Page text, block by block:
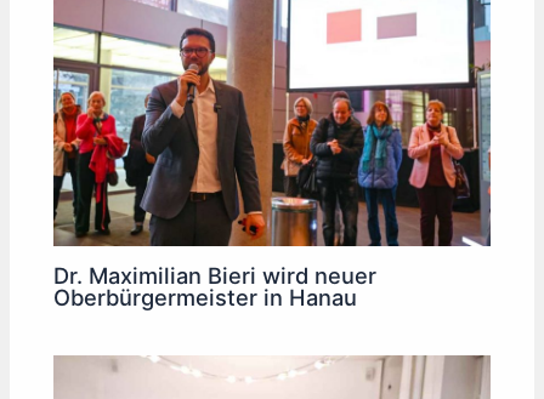
Dr. Maximilian Bieri wird neuer
Oberbürgermeister in Hanau